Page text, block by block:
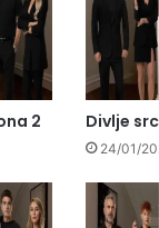
2 Divlje
24/01/